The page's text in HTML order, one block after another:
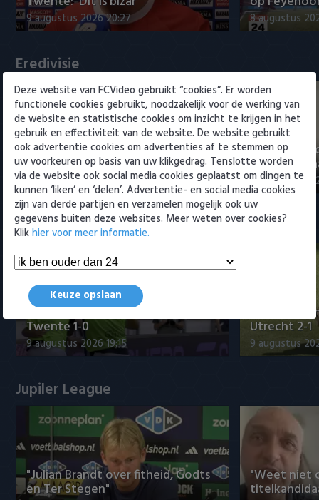
9 augustus 2026 20:27 8 augustus
Eredivisie
"Julian Brandt over fitheid, Godts
en Ter Stegen"
9 augustus 2026 22:57
"Weet niet
9 augustus
Samenvattingen Eredivisie
Samenvatting sc Heerenveen - FC
Twente 1-0
9 augustus 2026 19:15
Utrecht 2-1
9 augustus
Jupiler League
"Julian Brandt over fitheid, Godts
en Ter Stegen"
"Weet niet
Deze website van FCVideo gebruikt “cookies”. Er worden
functionele cookies gebruikt, noodzakelijk voor de werking van
de website en statistische cookies om inzicht te krijgen in het
gebruik en effectiviteit van de website. De website gebruikt
ook advertentie cookies om advertenties af te stemmen op
uw voorkeuren op basis van uw klikgedrag. Tenslotte worden
via de website ook social media cookies geplaatst om dingen te
kunnen ‘liken’ en ‘delen’. Advertentie- en social media cookies
zijn van derde partijen en verzamelen mogelijk ook uw
gegevens buiten deze websites. Meer weten over cookies?
Klikhier voor meer informatie.
Keuze opslaan